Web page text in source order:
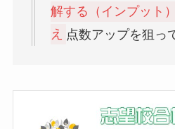
解する（インプット
え 点数アップを狙っ